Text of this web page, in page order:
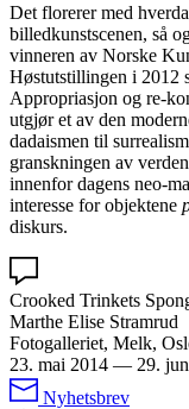
Det florerer med
billedkunstscenen, så
vinneren av Norske
Høstutstillingen i 2012
Appropriasjon og re-
utgjør et av den
dadaismen til
granskningen av
innenfor dagens neo-
interesse for objektene
diskurs.
Crooked Trinkets
Marthe Elise Stramrud
Fotogalleriet, Melk,
23. mai 2014 — 29.
Nyhetsbrev